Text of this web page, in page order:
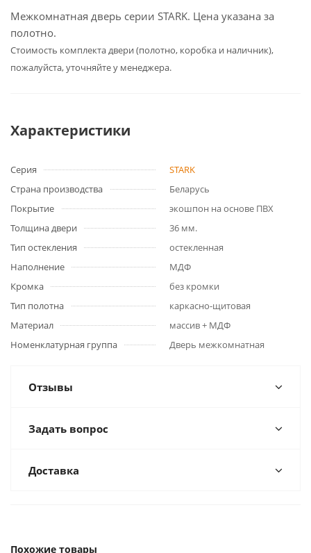
Межкомнатная дверь серии STARK. Цена указана за
полотно.
Cтоимость комплекта двери (полотно, коробка и наличник),
пожалуйста, уточняйте у менеджера.
Характеристики
Серия
STARK
Страна производства
Беларусь
Покрытие
экошпон на основе ПВХ
Толщина двери
36 мм.
Тип остекления
остекленная
Наполнение
МДФ
Кромка
без кромки
Тип полотна
каркасно-щитовая
Материал
массив + МДФ
Номенклатурная группа
Дверь межкомнатная
Отзывы
Задать вопрос
Доставка
Похожие товары